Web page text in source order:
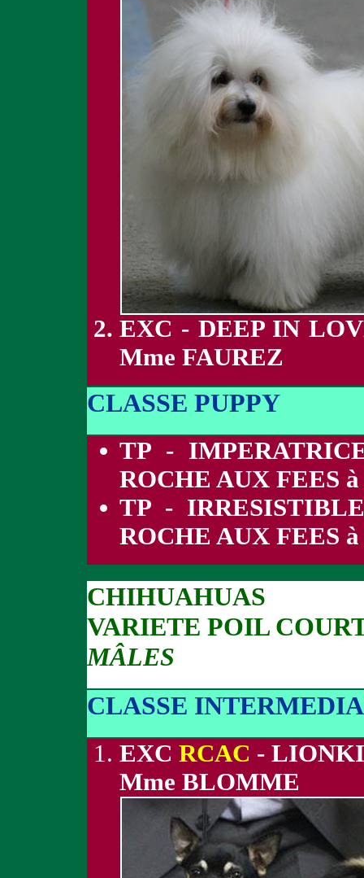
EXC - DEEP IN
Mme FAUREZ
CLASSE PUPPY
TP -
ROCHE AUX FEES
TP -
ROCHE AUX FEES
CHIHUAHUAS
VARIETE POIL
MÂLES
CLASSE
EXCRCAC -
Mme BLOMME